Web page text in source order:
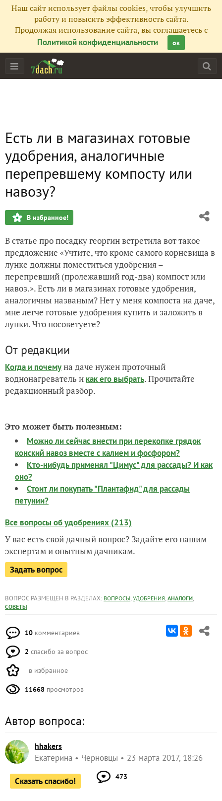
Наш сайт использует файлы cookies, чтобы улучшить
работу и повысить эффективность сайта.
Продолжая использование сайта, вы соглашаетесь с
Политикой конфиденциальности
ок
Есть ли в магазинах готовые
удобрения, аналогичные
перепревшему компосту или
навозу?
В избранное!
В статье про посадку георгин встретила вот такое
предложение «Учтите, что кроме самого корневища в
лунке должны поместиться удобрения –
перепревший (пролежавший год-два) компост или
навоз.». Есть ли в магазинах готовые удобрения,
аналогичны названым? Нет у меня компоста на даче,
мне легче готовые удобрения купить и заложить в
лунки. Что посоветуете?
От редакции
Когда и почемуна даче нужен проточный
воднонагреватель и как его выбрать. Прочитайте
редакционный разбор.
Это может быть полезным:
Можно ли сейчас внести при перекопке грядок
конский навоз вместе с калием и фосфором?
Кто-нибудь применял "Цимус" для рассады? И как
оно?
Стоит ли покупать "Плантафид" для рассады
петунии?
Все вопросы об удобрениях (213)
У вас есть свой дачный вопрос? Задайте его нашим
экспертам и опытным дачникам.
Задать вопрос
ВОПРОС РАЗМЕЩЕН В РАЗДЕЛАХ: ВОПРОСЫ, УДОБРЕНИЯ, АНАЛОГИ,
СОВЕТЫ
10 комментариев
2 спасибо за вопрос
в избранное
11668 просмотров
Автор вопроса:
hhakers
Екатерина Черновцы 23 марта 2017, 18:26
Сказать спасибо! 473